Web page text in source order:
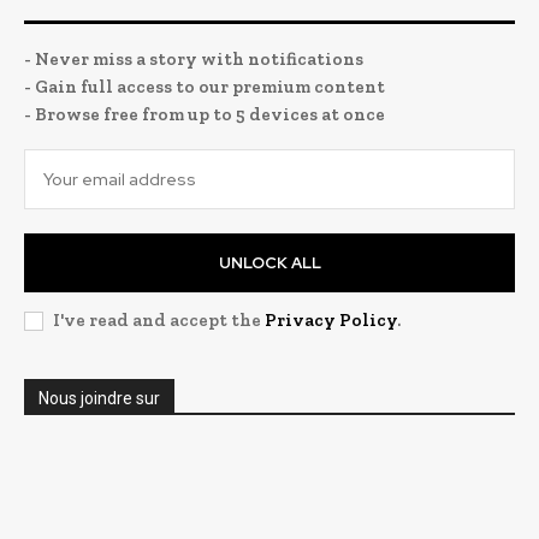
- Never miss a story with notifications
- Gain full access to our premium content
- Browse free from up to 5 devices at once
UNLOCK ALL
I've read and accept the Privacy Policy.
Nous joindre sur